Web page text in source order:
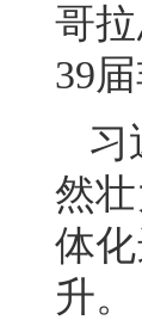
哥
39
习
然
体
升。